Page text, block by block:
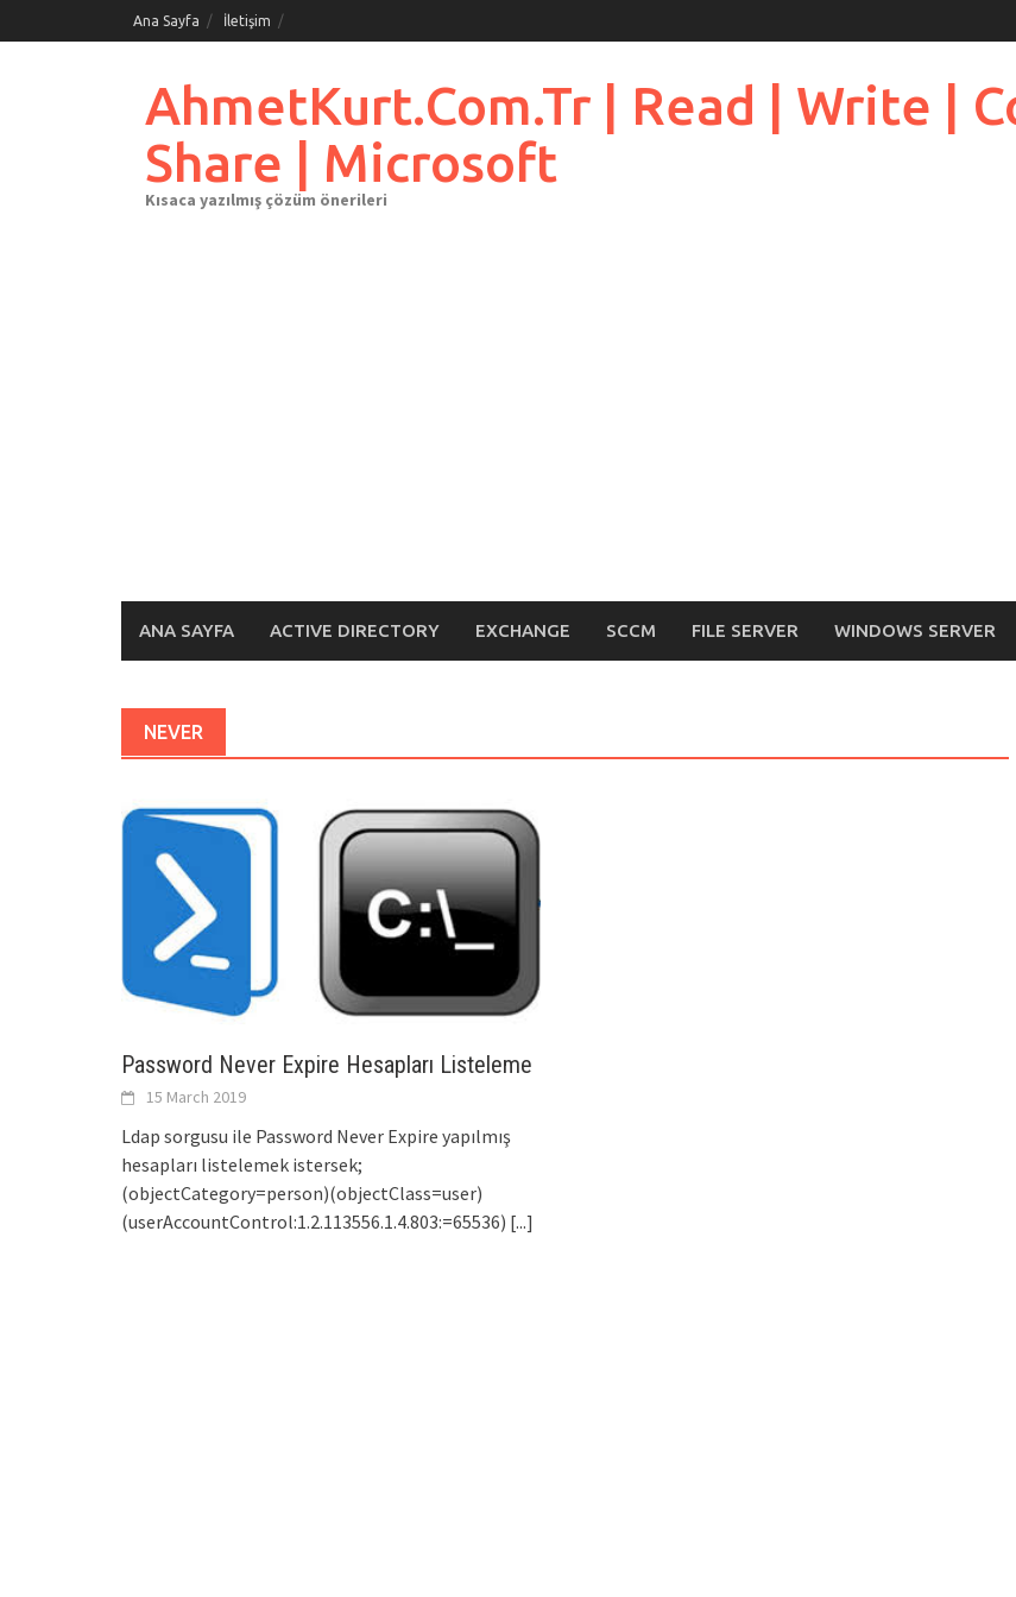
to
Ana Sayfa İletişim
AhmetKurt.Com.Tr | Read | Write |
Share | Microsoft
Kısaca yazılmış çözüm önerileri
ANA SAYFA ACTIVE DIRECTORY EXCHANGE SCCM FILE SERVER WINDOWS SERVER
NEVER
Password Never Expire Hesapları Listeleme
15 March 2019
Ldap sorgusu ile Password Never Expire yapılmış
hesapları listelemek istersek;
(objectCategory=person)(objectClass=user)
(userAccountControl:1.2.113556.1.4.803:=65536) [...]